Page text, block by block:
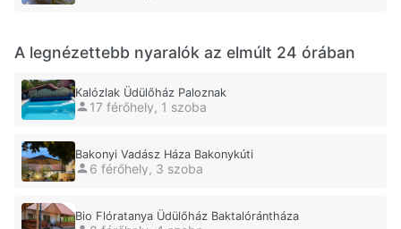
A legnézettebb nyaralók az elmúlt 24 órában
Kalózlak Üdülőház Paloznak
17 férőhely, 1 szoba
Bakonyi Vadász Háza Bakonykúti
6 férőhely, 3 szoba
Bio Flóratanya Üdülőház Baktalórántháza